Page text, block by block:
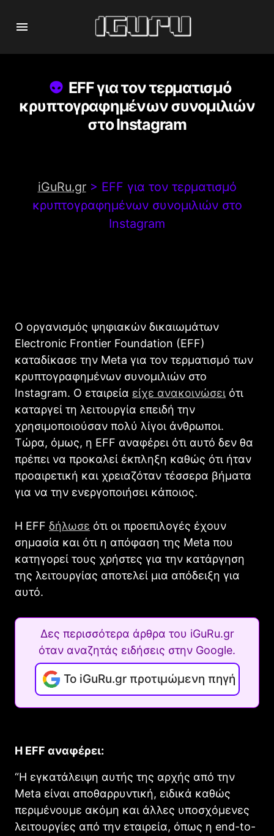
EFF για τον τερματισμό
κρυπτογραφημένων συνομιλιών
στο Instagram
iGuRu.gr> EFF για τον τερματισμό
κρυπτογραφημένων συνομιλιών στο
Instagram
Ο οργανισμός ψηφιακών δικαιωμάτων
Electronic Frontier Foundation (EFF)
καταδίκασε την Meta για τον τερματισμό των
κρυπτογραφημένων συνομιλιών στο
Instagram. Ο εταιρεία είχε ανακοινώσει ότι
καταργεί τη λειτουργία επειδή την
χρησιμοποιούσαν πολύ λίγοι άνθρωποι.
Τώρα, όμως, η EFF αναφέρει ότι αυτό δεν θα
πρέπει να προκαλεί έκπληξη καθώς ότι ήταν
προαιρετική και χρειαζόταν τέσσερα βήματα
για να την ενεργοποιήσει κάποιος.
Η EFF δήλωσε ότι οι προεπιλογές έχουν
σημασία και ότι η απόφαση της Meta που
κατηγορεί τους χρήστες για την κατάργηση
της λειτουργίας αποτελεί μια απόδειξη για
αυτό.
Δες περισσότερα άρθρα του iGuRu.gr
όταν αναζητάς ειδήσεις στην Google.
Το iGuRu.gr προτιμώμενη πηγή
Η EFF αναφέρει:
“Η εγκατάλειψη αυτής της αρχής από την
Meta είναι αποθαρρυντική, ειδικά καθώς
περιμένουμε ακόμη και άλλες υποσχόμενες
λειτουργίες από την εταιρεία, όπως η end-to-